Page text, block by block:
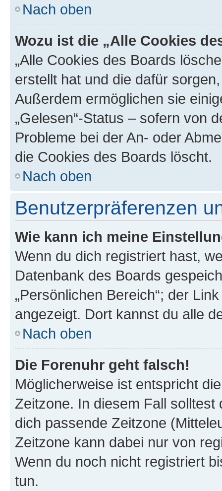
Nach oben
Wozu ist die „Alle Cookies
„Alle Cookies des Boards
erstellt hat und die dafür
Außerdem ermöglichen sie
„Gelesen“-Status – sofern von
Probleme bei der An- oder
die Cookies des Boards löscht.
Nach oben
Benutzerpräferenzen
Wie kann ich meine
Wenn du dich registriert hast,
Datenbank des Boards
„Persönlichen Bereich“; der
angezeigt. Dort kannst du alle
Nach oben
Die Forenuhr geht falsch!
Möglicherweise ist entspricht
Zeitzone. In diesem Fall solltest
dich passende Zeitzone
Zeitzone kann dabei nur von
Wenn du noch nicht registriert
tun.